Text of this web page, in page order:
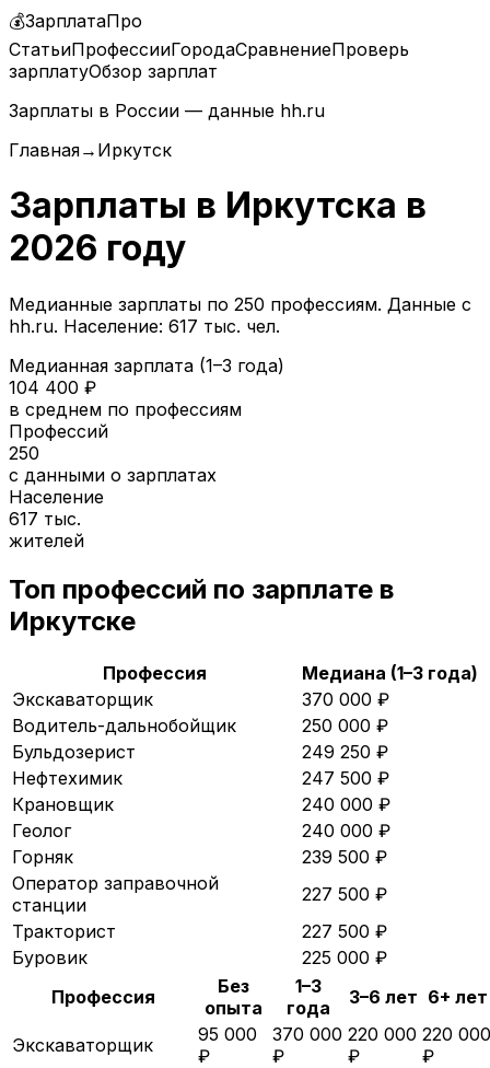
💰ЗарплатаПро
СтатьиПрофессииГородаСравнениеПроверь
зарплатуОбзор зарплат
Зарплаты в России — данные hh.ru
Главная→ Иркутск
Зарплаты в Иркутска в
2026 году
Медианные зарплаты по 250 профессиям. Данные с
hh.ru. Население: 617 тыс. чел.
Медианная зарплата (1–3 года)
104 400 ₽
в среднем по профессиям
Профессий
250
с данными о зарплатах
Население
617 тыс.
жителей
Топ профессий по зарплате в
Иркутске
Профессия
Медиана (1–3 года)
Экскаваторщик
370 000 ₽
Водитель-дальнобойщик
250 000 ₽
Бульдозерист
249 250 ₽
Нефтехимик
247 500 ₽
Крановщик
240 000 ₽
Геолог
240 000 ₽
Горняк
239 500 ₽
Оператор заправочной
станции
227 500 ₽
Тракторист
227 500 ₽
Буровик
225 000 ₽
Профессия
Без
опыта
1–3
года
3–6 лет 6+ лет
Экскаваторщик
95 000
₽
370 000
₽
220 000
₽
220 000
₽